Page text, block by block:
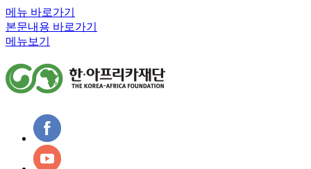
메뉴 바로가기
본문내용 바로가기
메뉴보기